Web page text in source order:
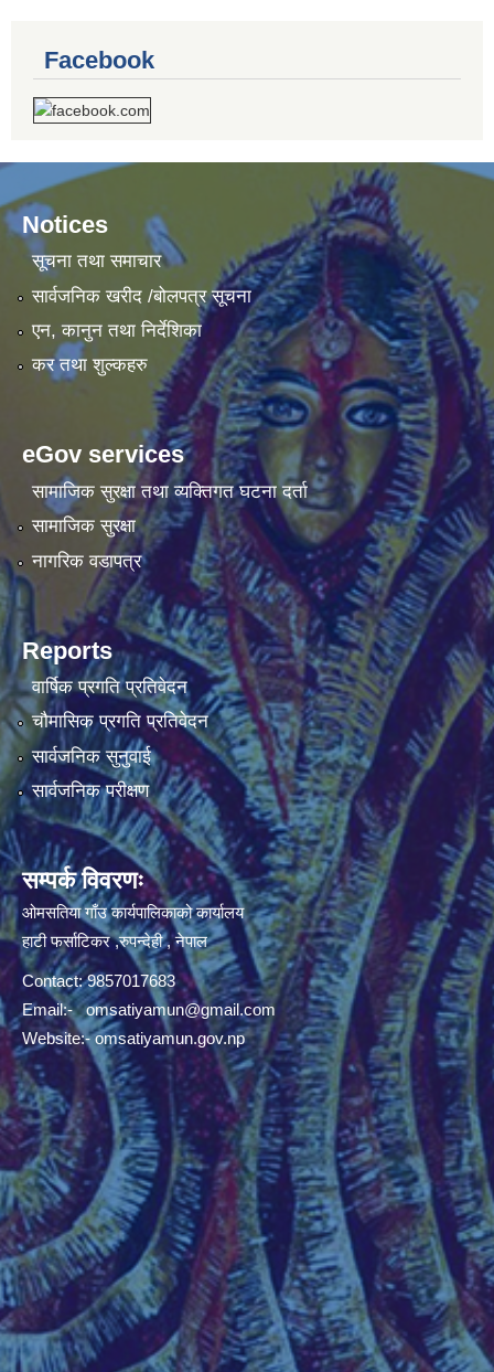
Facebook
Notices
सूचना तथा समाचार
सार्वजनिक खरीद /बोलपत्र सूचना
एन, कानुन तथा निर्देशिका
कर तथा शुल्कहरु
eGov services
सामाजिक सुरक्षा तथा व्यक्तिगत घटना दर्ता
सामाजिक सुरक्षा
नागरिक वडापत्र
Reports
वार्षिक प्रगति प्रतिवेदन
चौमासिक प्रगति प्रतिवेदन
सार्वजनिक सुनुवाई
सार्वजनिक परीक्षण
सम्पर्क विवरणः
ओमसतिया गाँउ कार्यपालिकाको कार्यालय
हाटी फर्साटिकर ,रुपन्देही , नेपाल
Contact: 9857017683
Email:-omsatiyamun@gmail.com
Website:- omsatiyamun.gov.np